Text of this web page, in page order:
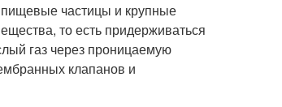
пищевые частицы и крупные
то есть придерживаться
газ через проницаемую
клапанов и